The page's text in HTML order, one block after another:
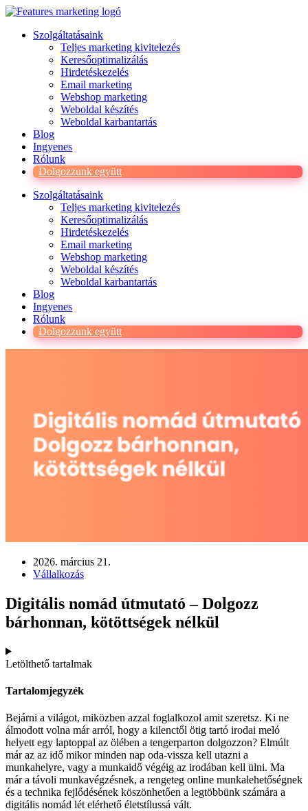
Ugrás
tartalomhozSzolgáltatásaink
Teljes marketing kivitelezés
Keresőoptimalizálás
Hirdetéskezelés
Email marketing
Webshop marketing
Weboldal készítés
Weboldal karbantartás
Blog
Ingyenes
Rólunk
Dolgozzunk együtt
Szolgáltatásaink
Teljes marketing kivitelezés
Keresőoptimalizálás
Hirdetéskezelés
Email marketing
Webshop marketing
Weboldal készítés
Weboldal karbantartás
Blog
Ingyenes
Rólunk
Dolgozzunk együtt
2026. március 21.
Vállalkozás
Digitális nomád útmutató – Dolgozz
bárhonnan, kötöttségek nélkül
Letölthető tartalmak
Tartalomjegyzék
Bejárni a világot, miközben azzal foglalkozol amit szeretsz. Ki ne
álmodott volna már arról, hogy a kilenctől ötig tartó irodai meló
helyett egy laptoppal az ölében a tengerparton dolgozzon? Elmúlt
már az az idő mikor minden nap oda-vissza kell utazni a
munkahelyre, vagy a munkaidő végéig az irodában kell ülni. Ma
már a távoli munkavégzésnek, a rengeteg online munkalehetőségnek
és a technika fejlődésének köszönhetően a legtöbbünk számára a
digitális nomád lét elérhető életstílussá vált.